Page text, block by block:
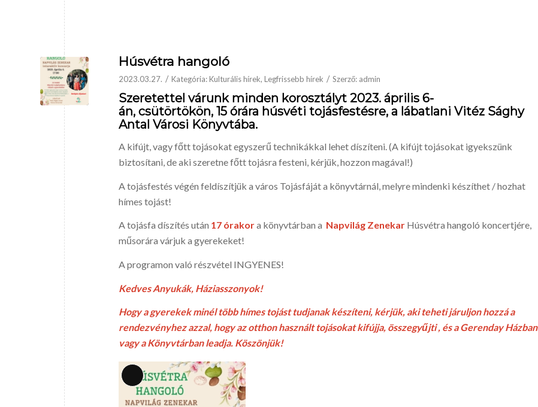
Húsvétra hangoló
2023.03.27. / Kategória:Kulturális hírek, Legfrissebb hírek / Szerző: admin
Szeretettel várunk minden korosztályt 2023. április 6-
án, csütörtökön, 15 órára húsvéti tojásfestésre, a lábatlani Vitéz Sághy
Antal Városi Könyvtába.
A kifújt, vagy főtt tojásokat egyszerű technikákkal lehet díszíteni. (A kifújt tojásokat igyekszünk
biztosítani, de aki szeretne főtt tojásra festeni, kérjük, hozzon magával!)
A tojásfestés végén feldíszítjük a város Tojásfáját a könyvtárnál, melyre mindenki készíthet / hozhat
hímes tojást!
A tojásfa díszítés után 17 órakora könyvtárban a Napvilág Zenekar Húsvétra hangoló koncertjére,
műsorára várjuk a gyerekeket!
A programon való részvétel INGYENES!
Kedves Anyukák, Háziasszonyok!
Hogy a gyerekek minél több hímes tojást tudjanak készíteni, kérjük, aki teheti járuljon hozzá a
rendezvényhez azzal, hogy az otthon használt tojásokat kifújja, összegyűjti , és a Gerenday Házban
vagy a Könyvtárban leadja. Köszönjük!
Long
Description